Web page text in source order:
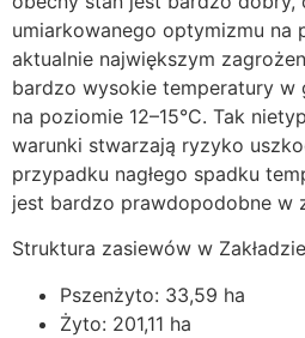
umiarkowanego optymizmu na
aktualnie największym
bardzo wysokie temperatury w
na poziomie 12–15°C. Tak
warunki stwarzają ryzyko
przypadku nagłego spadku
jest bardzo prawdopodobne w
Struktura zasiewów w
Pszenżyto: 33,59 ha
Żyto: 201,11 ha